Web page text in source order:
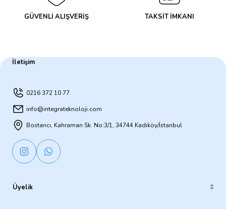
GÜVENLİ ALIŞVERİŞ TAKSİT İMKANI
İletişim
0216 372 10 77
info@integrateknoloji.com
Bostancı, Kahraman Sk. No:3/1, 34744 Kadıköy/İstanbul
Üyelik